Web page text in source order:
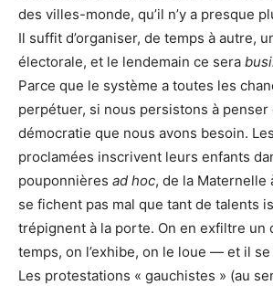
des villes-monde, qu’il n’y a presque
Il suffit d’organiser, de temps à autre,
électorale, et le lendemain ce sera
Parce que le système a toutes les
perpétuer, si nous persistons à penser
démocratie que nous avons besoin.
proclamées inscrivent leurs enfants
pouponnières ad hoc, de la Maternelle
se fichent pas mal que tant de talents
trépignent à la porte. On en exfiltre un
temps, on l’exhibe, on le loue — et il se
Les protestations « gauchistes » (au